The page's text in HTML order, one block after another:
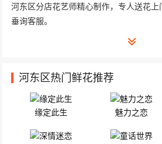
河东区分店花艺师精心制作，专人送花
垂询客服。
河东区热门鲜花推荐
缘定此生 魅力之恋